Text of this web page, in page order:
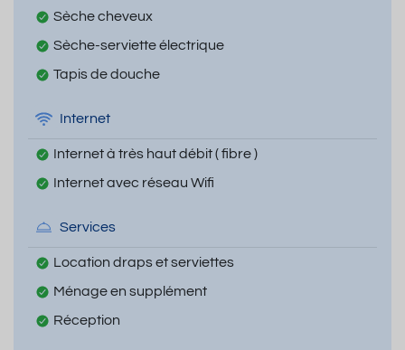
Sèche cheveux
Sèche-serviette électrique
Tapis de douche
Internet
Internet à très haut débit ( fibre )
Internet avec réseau Wifi
Services
Location draps et serviettes
Ménage en supplément
Réception